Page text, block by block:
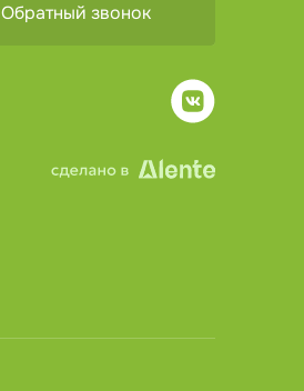
Обратный звонок